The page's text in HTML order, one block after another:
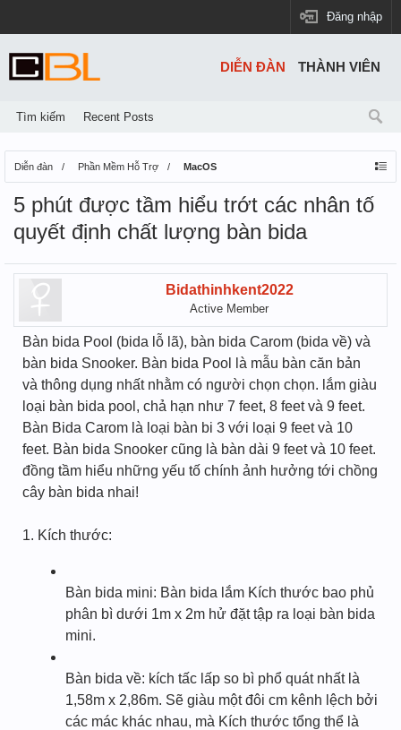
Đăng nhập
Diễn đàn Phần Mềm Hỗ Trợ MacOS
5 phút được tầm hiểu trớt các nhân tố
quyết định chất lượng bàn bida
Bidathinhkent2022
Active Member
Bàn bida Pool (bida lỗ lã), bàn bida Carom (bida về) và
bàn bida Snooker. Bàn bida Pool là mẫu bàn căn bản
và thông dụng nhất nhằm có người chọn chọn. lắm giàu
loại bàn bida pool, chả hạn như 7 feet, 8 feet và 9 feet.
Bàn Bida Carom là loại bàn bi 3 với loại 9 feet và 10
feet. Bàn bida Snooker cũng là bàn dài 9 feet và 10 feet.
đồng tầm hiểu những yếu tố chính ảnh hưởng tới chồng
cây bàn bida nhai!
1. Kích thước:
Bàn bida mini: Bàn bida lắm Kích thước bao phủ
phân bì dưới 1m x 2m hử đặt tập ra loại bàn bida
mini.
Bàn bida về: kích tấc lấp so bì phổ quát nhất là
1,58m x 2,86m. Sẽ giàu một đôi cm kênh lệch bởi
các mác khác nhau, mà Kích thước tổng thể là
DIỄN ĐÀN
Tìm kiếm Recent Posts
THÀNH VIÊN